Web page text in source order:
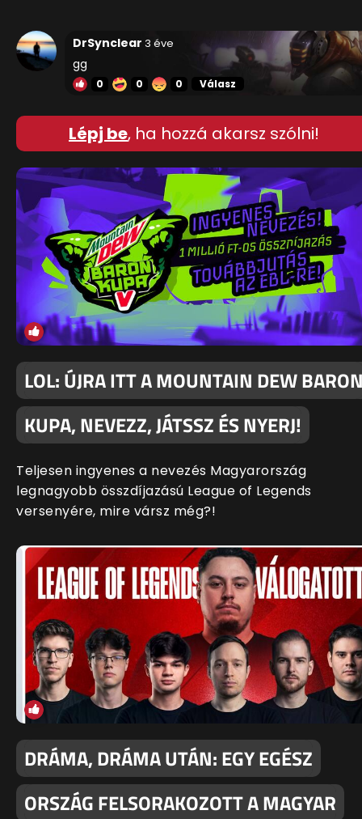
DrSynclear 3 éve
gg
0 0 0 Válasz
Lépj be, ha hozzá akarsz szólni!
LOL: ÚJRA ITT A MOUNTAIN DEW
KUPA, NEVEZZ, JÁTSSZ ÉS NYERJ!
Teljesen ingyenes a nevezés Magyarország
legnagyobb összdíjazású League of Legends
versenyére, mire vársz még?!
DRÁMA, DRÁMA UTÁN: EGY EGÉSZ
ORSZÁG FELSORAKOZOTT A MAGYAR